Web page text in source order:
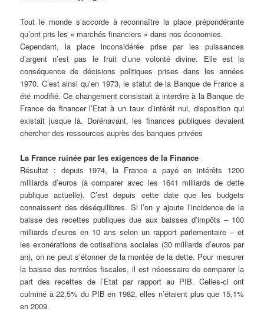
Tout le monde s’accorde à reconnaître la place prépondérante
qu’ont pris les « marchés financiers » dans nos économies.
Cependant, la place inconsidérée prise par les puissances
d’argent n’est pas le fruit d’une volonté divine. Elle est la
conséquence de décisions politiques prises dans les années
1970. C’est ainsi qu’en 1973, le statut de la Banque de France a
été modifié. Ce changement consistait à interdire à la Banque de
France de financer l’Etat à un taux d’intérêt nul, disposition qui
existait jusque là. Dorénavant, les finances publiques devaient
chercher des ressources auprès des banques privées
La France ruinée par les exigences de la Finance
Résultat : depuis 1974, la France a payé en intérêts 1200
milliards d’euros (à comparer avec les 1641 milliards de dette
publique actuelle). C’est depuis cette date que les budgets
connaissent des déséquilibres. Si l’on y ajoute l’incidence de la
baisse des recettes publiques due aux baisses d’impôts – 100
milliards d’euros en 10 ans selon un rapport parlementaire – et
les exonérations de cotisations sociales (30 milliards d’euros par
an), on ne peut s’étonner de la montée de la dette. Pour mesurer
la baisse des rentrées fiscales, il est nécessaire de comparer la
part des recettes de l’Etat par rapport au PIB. Celles-ci ont
culminé à 22,5% du PIB en 1982, elles n’étaient plus que 15,1%
en 2009.